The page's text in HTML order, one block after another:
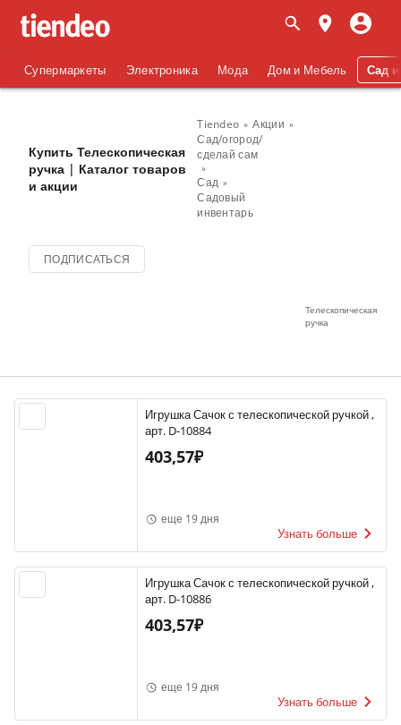
Супермаркеты Электроника Мода Дом и Мебель Сад
Телескопическая
ручка
Tiendeo
Акции
Сад/огород/
сделай сам
Сад
Садовый
инвентарь
Купить Телескопическая
ручка | Каталог товаров
и акции
ПОДПИСАТЬСЯ
Игрушка Сачок с телескопической ручкой ,
арт. D-10884
403,57₽
еще 19 дня
Узнать больше
Игрушка Сачок с телескопической ручкой ,
арт. D-10886
403,57₽
еще 19 дня
Узнать больше